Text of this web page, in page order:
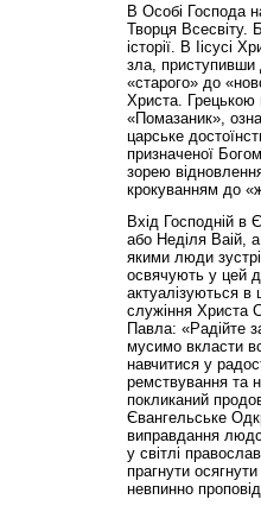
В Особі Господа
Творця Всесвіту.
історії. В Іісусі
зла, приступивши
«старого» до
Христа. Грецькою
«Помазаник»,
царське
призначеної
зорею
крокуванням до
Вхід Господній в
або Неділя Ваій,
якими люди
освячують у цей
актуалізуються
служіння Христа
Павла: «Радійте
мусимо вкласти
навчитися у
ремствування та
покликаний
Євангельське
виправдання
у світлі
прагнути
невпинно